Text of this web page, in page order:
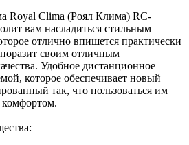
Royal Clima (Роял Клима) RC-
вам насладиться стильным
отлично впишется практически
своим отличным
Удобное дистанционное
которое обеспечивает новый
так, что пользоваться им